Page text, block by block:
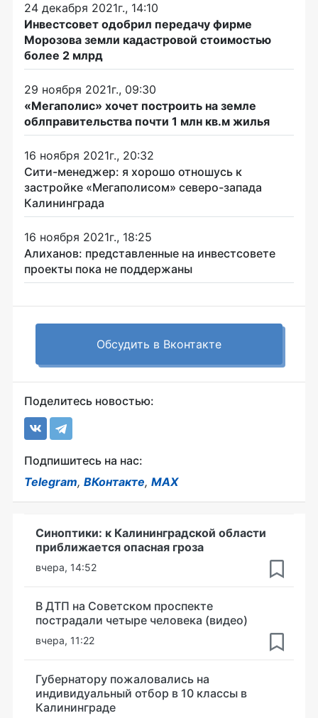
24 декабря 2021г., 14:10
Инвестсовет одобрил передачу фирме
Морозова земли кадастровой стоимостью
более 2 млрд
29 ноября 2021г., 09:30
«Мегаполис» хочет построить на земле
облправительства почти 1 млн кв.м жилья
16 ноября 2021г., 20:32
Сити-менеджер: я хорошо отношусь к
застройке «Мегаполисом» северо-запада
Калининграда
16 ноября 2021г., 18:25
Алиханов: представленные на инвестсовете
проекты пока не поддержаны
Обсудить в Вконтакте
Поделитесь новостью:
Подпишитесь на нас:
Telegram, ВКонтакте, MAX
Синоптики: к Калининградской области
приближается опасная гроза
вчера, 14:52
В ДТП на Советском проспекте
пострадали четыре человека (видео)
вчера, 11:22
Губернатору пожаловались на
индивидуальный отбор в 10 классы в
Калининграде